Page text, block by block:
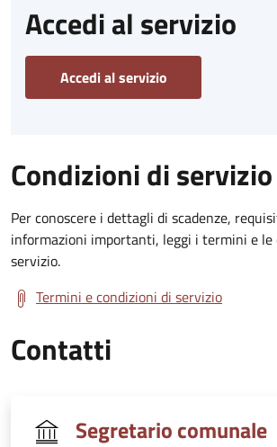
Accedi al servizio
Accedi al servizio
Condizioni di servizio
Per conoscere i dettagli di scadenze,
informazioni importanti, leggi i termini e le
servizio.
Termini e condizioni di servizio
Contatti
Segretario comunale